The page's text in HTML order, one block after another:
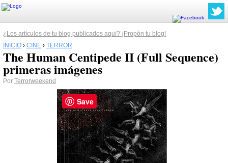
¿Los artículos de tu blog publicados aquí? ¡Propón tu blog!
INICIO › CINE › TERROR
The Human Centipede II (Full Sequence)
primeras imágenes
Por Terrorweekend
Save